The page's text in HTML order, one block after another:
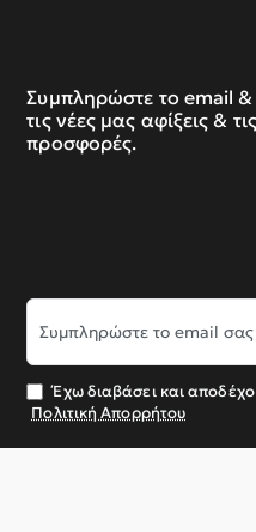
Συμπληρώστε το email
τις νέες μας αφίξεις &
προσφορές.
Συμπληρώστε
το
email
σας
Έχω διαβάσει και
Πολιτική Απορρήτου